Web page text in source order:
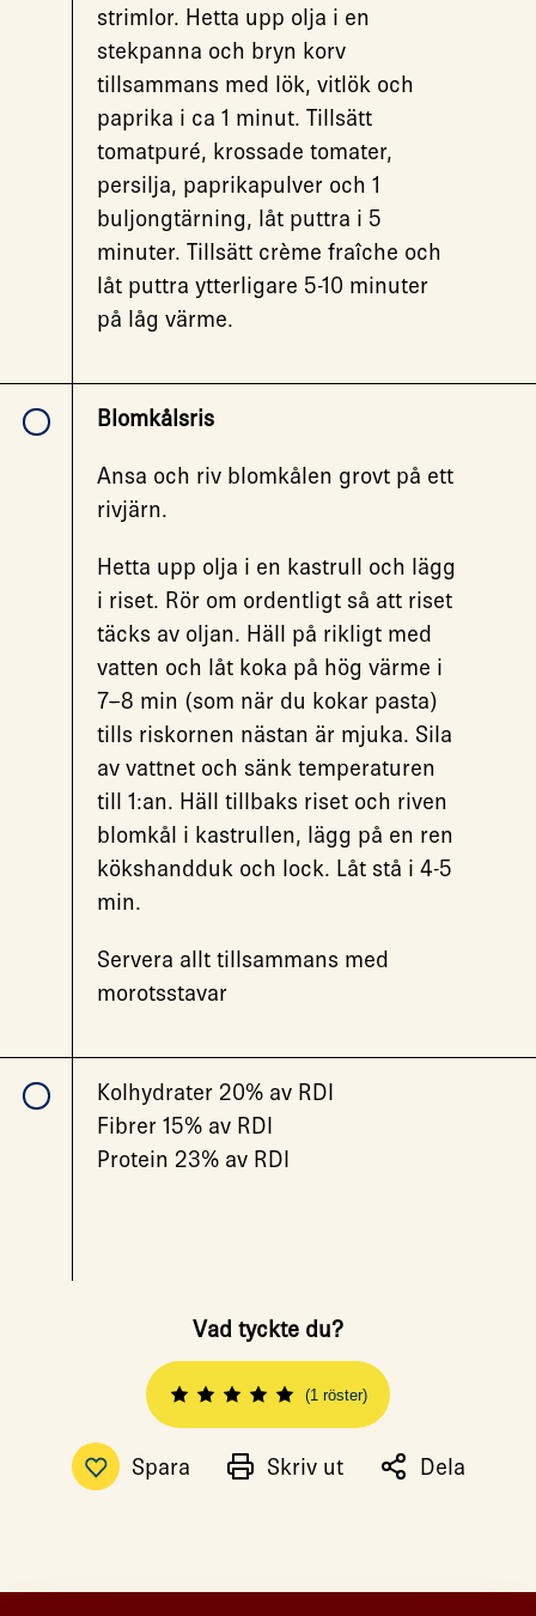
strimlor. Hetta upp olja i en
stekpanna och bryn korv
tillsammans med lök, vitlök och
paprika i ca 1 minut. Tillsätt
tomatpuré, krossade tomater,
persilja, paprikapulver och 1
buljongtärning, låt puttra i 5
minuter. Tillsätt crème fraîche och
låt puttra ytterligare 5-10 minuter
på låg värme.
Blomkålsris
Ansa och riv blomkålen grovt på ett
rivjärn.
Hetta upp olja i en kastrull och lägg
i riset. Rör om ordentligt så att riset
täcks av oljan. Häll på rikligt med
vatten och låt koka på hög värme i
7–8 min (som när du kokar pasta)
tills riskornen nästan är mjuka. Sila
av vattnet och sänk temperaturen
till 1:an. Häll tillbaks riset och riven
blomkål i kastrullen, lägg på en ren
kökshandduk och lock. Låt stå i 4-5
min.
Servera allt tillsammans med
morotsstavar
Kolhydrater 20% av RDI
Fibrer 15% av RDI
Protein 23% av RDI
Vad tyckte du?
(1 röster)
Spara Skriv ut Dela